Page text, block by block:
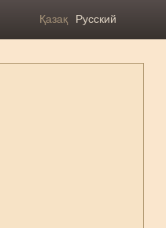
Қазақ Русский